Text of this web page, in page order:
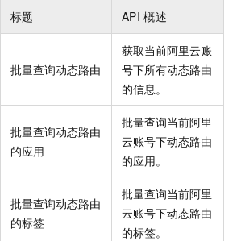
标题 API 概述
批量查询动态路由
获取当前阿里云账
号下所有动态路由
的信息。
批量查询动态路由
的应用
批量查询当前阿里
云账号下动态路由
的应用。
批量查询动态路由
的标签
批量查询当前阿里
云账号下动态路由
的标签。